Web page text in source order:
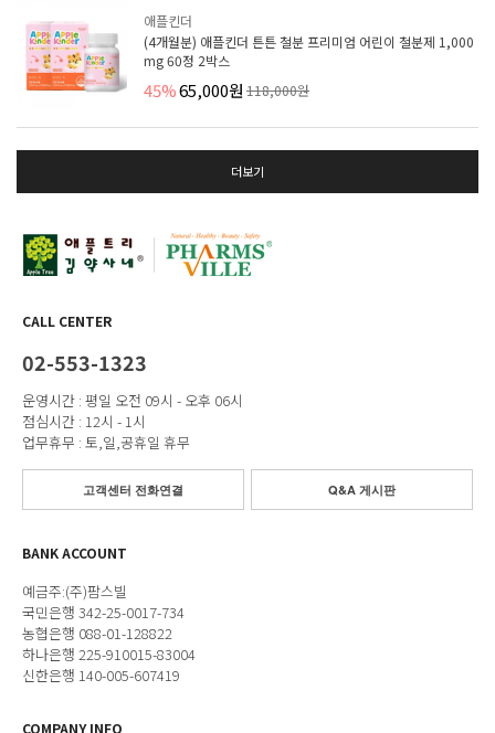
애플킨더
(4개월분) 애플킨더 튼튼 철분 프리미엄 어린이 철분제 1,000
mg 60정 2박스
45%65,000원 118,000원
더보기
CALL CENTER
02-553-1323
운영시간 : 평일 오전 09시 - 오후 06시
점심시간 : 12시 - 1시
업무휴무 : 토,일,공휴일 휴무
고객센터 전화연결 Q&A 게시판
BANK ACCOUNT
예금주:(주)팜스빌
국민은행 342-25-0017-734
농협은행 088-01-128822
하나은행 225-910015-83004
신한은행 140-005-607419
COMPANY INFO